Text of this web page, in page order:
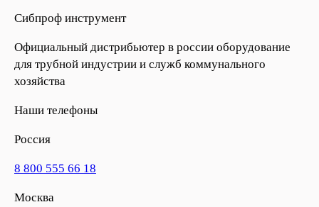
Сибпроф инструмент
Официальный дистрибьютер в россии оборудование
для трубной индустрии и служб коммунального
хозяйства
Наши телефоны
Россия
8 800 555 66 18
Москва